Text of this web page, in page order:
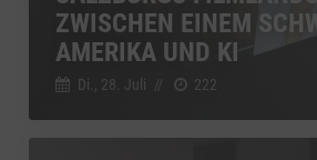
ZWISCHEN EINEM
AMERIKA UND KI
Di., 28. Juli // 222